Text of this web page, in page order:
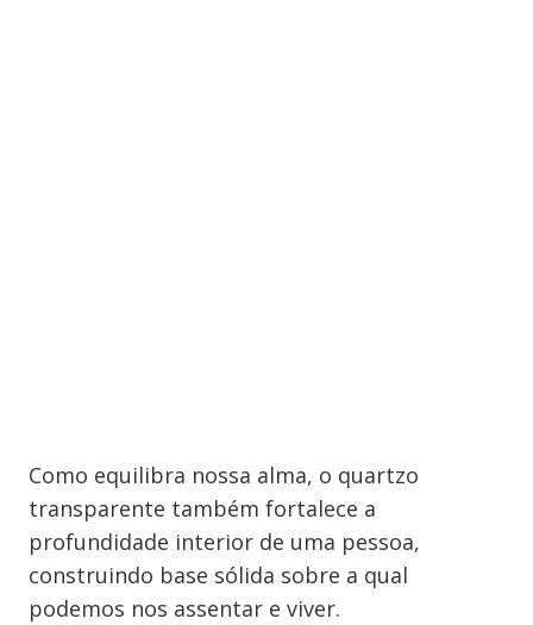
Como equilibra nossa alma, o quartzo
transparente também fortalece a
profundidade interior de uma pessoa,
construindo base sólida sobre a qual
podemos nos assentar e viver.